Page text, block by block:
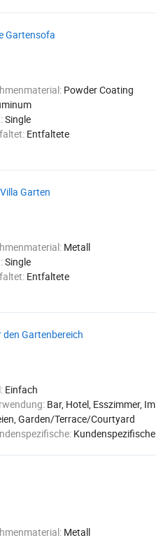
Gartensofa
Powder Coating
Single
Entfaltete
Garten
Metall
Single
Entfaltete
Gartenbereich
Einfach
Bar, Hotel, Esszimmer, Im
Garden/Terrace/Courtyard
Kundenspezifische
Metall